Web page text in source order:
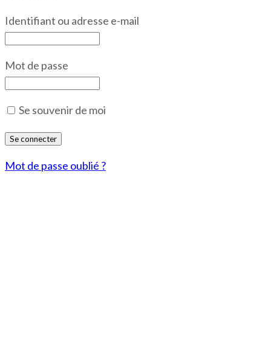
Identifiant ou adresse e-mail
Mot de passe
Se souvenir de moi
Mot de passe oublié ?